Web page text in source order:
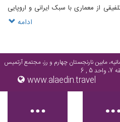
از معماری با سبک ایرانی و اروپایی
آمریکایی‌ها در ایران را که سازنده‌ی آن
ادامه
مابین نارنجستان چهارم و رز، مجتمع آرتمیس
, 6
www.alaedin.travel